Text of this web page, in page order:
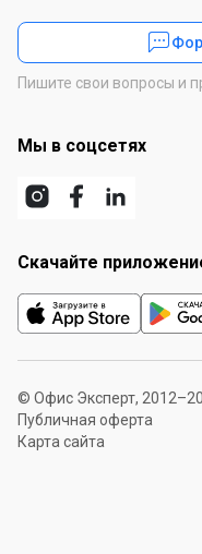
Пишите свои вопросы и
Мы в соцсетях
Скачайте
© Офис Эксперт,
Публичная оферта
Карта сайта